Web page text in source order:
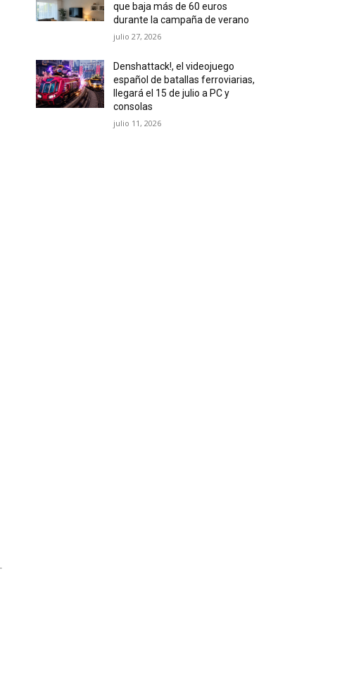
que baja más de 60 euros
durante la campaña de verano
julio 27, 2026
Denshattack!, el videojuego
español de batallas ferroviarias,
llegará el 15 de julio a PC y
consolas
julio 11, 2026